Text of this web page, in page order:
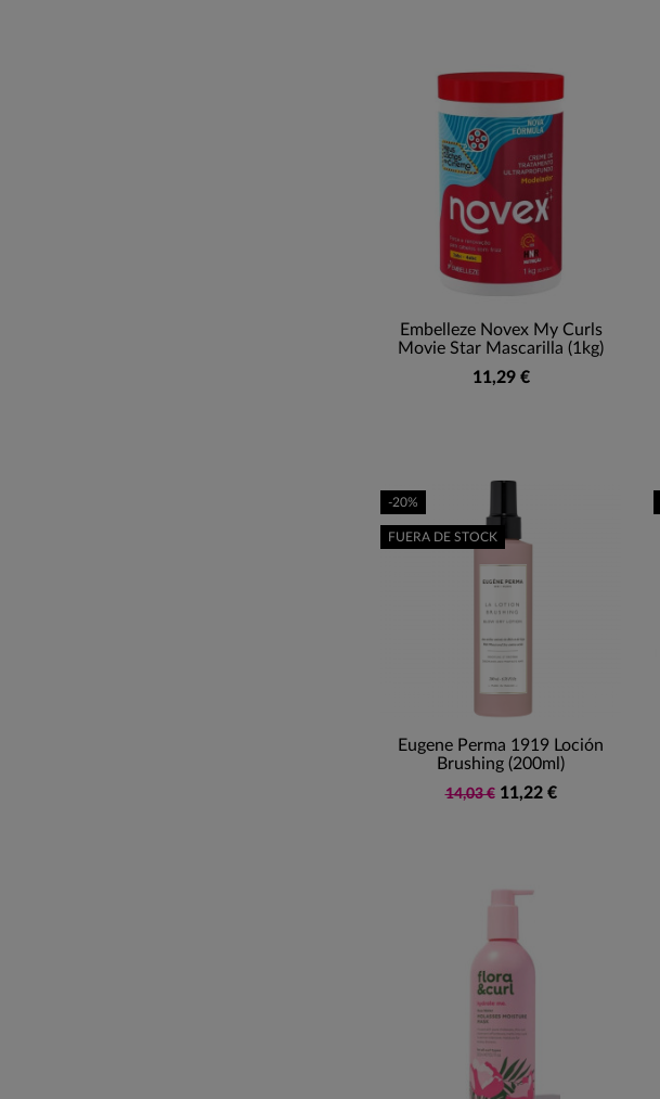
Embelleze Novex My Curls
Movie Star Mascarilla (1kg)
11,29 €
Eugene Perma 1919 Loción
Brushing (200ml)
14,03 € 11,22 €
-20%
FUERA DE STOCK